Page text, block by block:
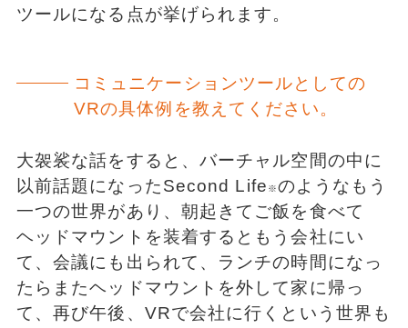
ツールになる点が挙げられます。
コミュニケーションツールとしての
VRの具体例を教えてください。
大袈裟な話をすると、バーチャル空間の中に
以前話題になったSecond Life ※のようなもう
一つの世界があり、朝起きてご飯を食べて
ヘッドマウントを装着するともう会社にい
て、会議にも出られて、ランチの時間になっ
たらまたヘッドマウントを外して家に帰っ
て、再び午後、VRで会社に行くという世界も